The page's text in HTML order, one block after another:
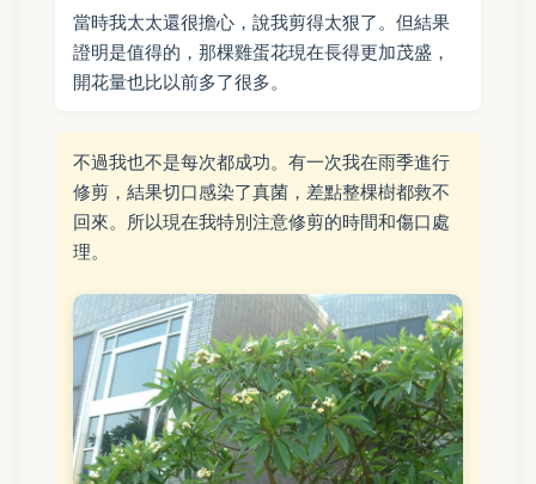
當時我太太還很擔心，說我剪得太狠了。但結果
證明是值得的，那棵雞蛋花現在長得更加茂盛，
開花量也比以前多了很多。
不過我也不是每次都成功。有一次我在雨季進行
修剪，結果切口感染了真菌，差點整棵樹都救不
回來。所以現在我特別注意修剪的時間和傷口處
理。